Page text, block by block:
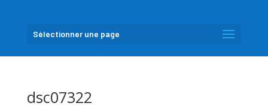
Sélectionner une page
dsc07322